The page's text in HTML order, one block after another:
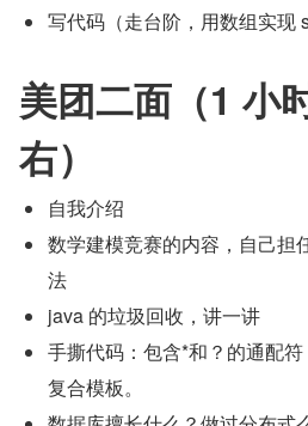
写代码（走台阶，用数组实现
美团二面（1 小
右）
自我介绍
数学建模竞赛的内容，自己担
法
java 的垃圾回收，讲一讲
手撕代码：包含*和？的通配
复合模板。